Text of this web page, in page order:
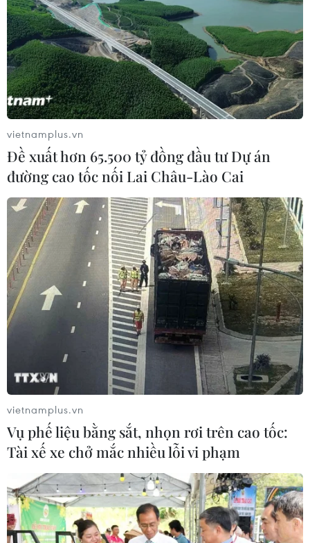
vietnamplus.vn
Đề xuất hơn 65.500 tỷ đồng đầu tư Dự án
đường cao tốc nối Lai Châu-Lào Cai
vietnamplus.vn
Vụ phế liệu bằng sắt, nhọn rơi trên cao tốc:
Tài xế xe chở mắc nhiều lỗi vi phạm